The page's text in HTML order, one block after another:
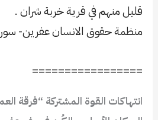
قليل منهم في قرية خربة شران .
منظمة حقوق الانسان عفرين-
=================
انتهاكات القوة المشتركة “فرقة